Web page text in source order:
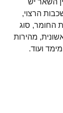
הרצוי,
החומר, סוג
מהירות
ועוד.